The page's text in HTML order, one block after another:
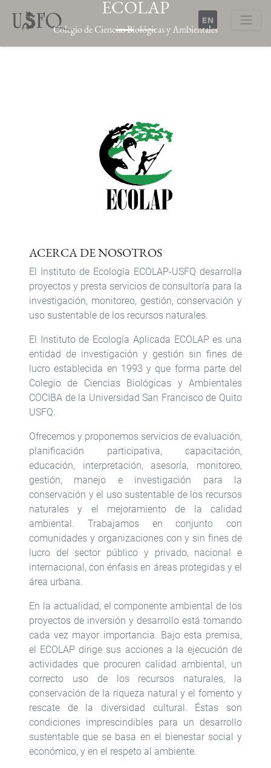
Pasar
contenido
ECOLAP
Colegio de Ciencias Biológicas y Ambientales
ACERCA DE NOSOTROS
El Instituto de Ecología ECOLAP-USFQ desarrolla
proyectos y presta servicios de consultoría para la
investigación, monitoreo, gestión, conservación y
uso sustentable de los recursos naturales.
El Instituto de Ecología Aplicada ECOLAP es una
entidad de investigación y gestión sin fines de
lucro establecida en 1993 y que forma parte del
Colegio de Ciencias Biológicas y Ambientales
COCIBA de la Universidad San Francisco de Quito
USFQ.
Ofrecemos y proponemos servicios de evaluación,
planificación participativa, capacitación,
educación, interpretación, asesoría, monitoreo,
gestión, manejo e investigación para la
conservación y el uso sustentable de los recursos
naturales y el mejoramiento de la calidad
ambiental. Trabajamos en conjunto con
comunidades y organizaciones con y sin fines de
lucro del sector público y privado, nacional e
internacional, con énfasis en áreas protegidas y el
área urbana.
En la actualidad, el componente ambiental de los
proyectos de inversión y desarrollo está tomando
cada vez mayor importancia. Bajo esta premisa,
el ECOLAP dirige sus acciones a la ejecución de
actividades que procuren calidad ambiental, un
correcto uso de los recursos naturales, la
conservación de la riqueza natural y el fomento y
rescate de la diversidad cultural. Éstas son
condiciones imprescindibles para un desarrollo
sustentable que se basa en el bienestar social y
económico, y en el respeto al ambiente.